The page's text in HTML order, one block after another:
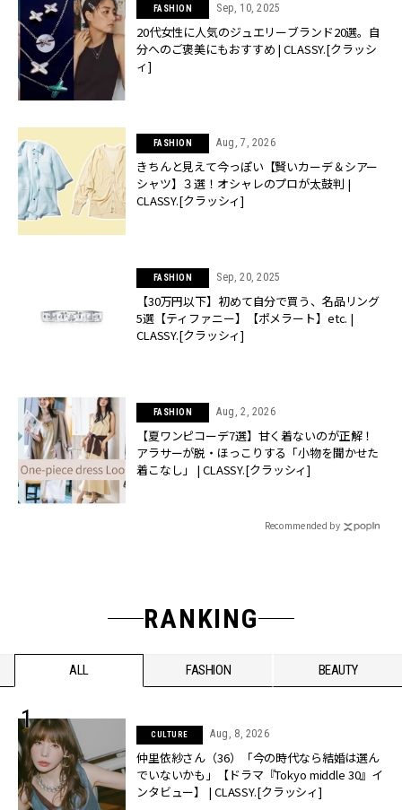
FASHION Sep, 10, 2025
20代女性に人気のジュエリーブランド20選。自
分へのご褒美にもおすすめ | CLASSY.[クラッシ
ィ]
FASHION Aug, 7, 2026
きちんと見えて今っぽい【賢いカーデ＆シアー
シャツ】３選！オシャレのプロが太鼓判 |
CLASSY.[クラッシィ]
FASHION Sep, 20, 2025
【30万円以下】初めて自分で買う、名品リング
5選【ティファニー】【ポメラート】etc. |
CLASSY.[クラッシィ]
FASHION Aug, 2, 2026
【夏ワンピコーデ7選】甘く着ないのが正解！
アラサーが脱・ほっこりする「小物を聞かせた
着こなし」 | CLASSY.[クラッシィ]
Recommended by
RANKING
ALL FASHION BEAUTY
CULTURE Aug, 8, 2026
仲里依紗さん（36）「今の時代なら結婚は選ん
でいないかも」【ドラマ『Tokyo middle 30』イ
ンタビュー】 | CLASSY.[クラッシィ]